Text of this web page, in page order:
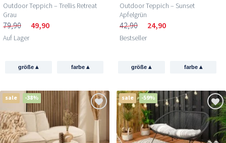
Outdoor Teppich – Trellis Retreat
Grau
79,90 49,90
Auf Lager
größe▴ farbe ▴
Outdoor Teppich – Sunset
Apfelgrün
42,90 24,90
Bestseller
größe▴ farbe ▴
sale -38% sale -59%